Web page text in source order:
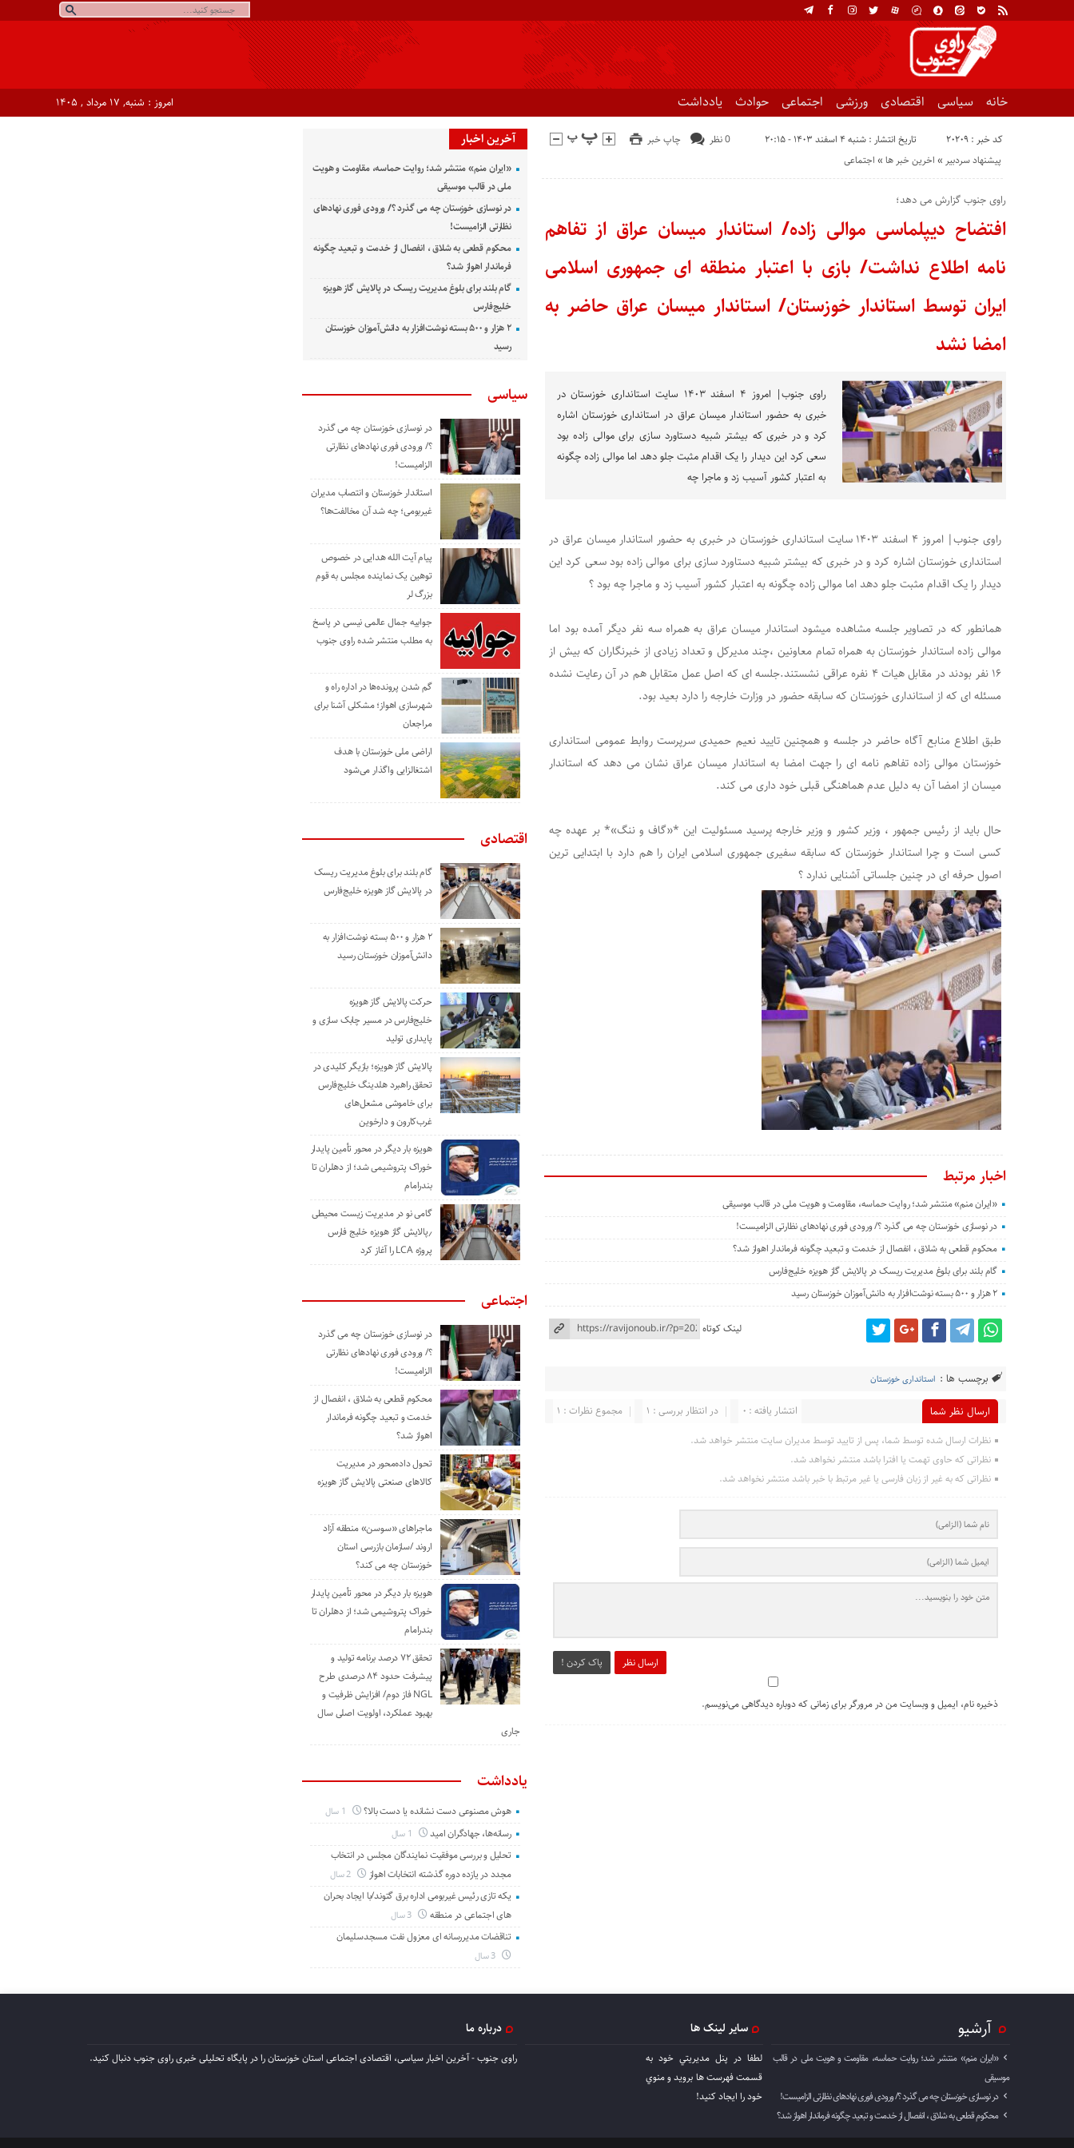
خانه سیاسی اقتصادی ورزشی اجتماعی حوادث یادداشت امروز : شنبه, ۱۷ مرداد , ۱۴۰۵
کد خبر : 20209 تاریخ انتشار : شنبه ۴ اسفند ۱۴۰۳ - ۲۰:۱۵ چاپ خبر
0 نظر
اجتماعی « اخرین خبر ها « پیشنهاد سردبیر
راوی جنوب گزارش می دهد؛
افتضاح دیپلماسی موالی زاده/ استاندار میسان عراق از تفاهم
نامه اطلاع نداشت/ بازی با اعتبار منطقه ای جمهوری اسلامی
ایران توسط استاندار خوزستان/ استاندار میسان عراق حاضر به
امضا نشد
راوی جنوب| امروز ۴ اسفند ۱۴۰۳ سایت استانداری خوزستان در
خبری به حضور استاندار میسان عراق در استانداری خوزستان اشاره
کرد و در خبری که بیشتر شبیه دستاورد سازی برای موالی زاده بود
سعی کرد این دیدار را یک اقدام مثبت جلو دهد اما موالی زاده چگونه
به اعتبار کشور آسیب زد ‌و ماجرا چه
راوی جنوب| امروز ۴ اسفند ۱۴۰۳ سایت استانداری خوزستان در خبری به حضور استاندار میسان عراق در
استانداری خوزستان اشاره کرد و در خبری که بیشتر شبیه دستاورد سازی برای موالی زاده بود سعی کرد این
دیدار را یک اقدام مثبت جلو دهد اما موالی زاده چگونه به اعتبار کشور آسیب زد ‌و ماجرا چه بود ؟
همانطور که در تصاویر جلسه مشاهده میشود استاندار میسان عراق به همراه سه نفر دیگر آمده بود اما
موالی زاده استاندار خوزستان به همراه تمام معاونین ،‌چند مدیرکل و تعداد زیادی از خبرنگاران که بیش از
۱۶ نفر بودند در مقابل هیات ۴ نفره عراقی نشستند.جلسه ای که اصل عمل متقابل هم در آن رعایت نشده
مسئله ای که از استانداری خوزستان که سابقه حضور در وزارت خارجه را دارد بعید بود.
طبق اطلاع منابع آگاه حاضر در جلسه و همچنین تایید نعیم حمیدی سرپرست روابط عمومی استانداری
خوزستان موالی زاده تفاهم نامه ای را جهت امضا به استاندار میسان عراق نشان می دهد که استاندار
میسان از امضا آن به دلیل عدم هماهنگی قبلی خود داری می کند.
حال باید از رئیس جمهور ، وزیر کشور و وزیر خارجه پرسید مسئولیت این *«گاف و ننگ»* بر عهده چه
کسی است و چرا استاندار خوزستان که سابقه سفیری جمهوری اسلامی ایران را هم دارد با ابتدایی ترین
اصول حرفه ای در چنین جلساتی آشنایی ندارد ؟
اخبار مرتبط
«ایران منم» منتشر شد؛ روایت حماسه، مقاومت و هویت ملی در قالب موسیقی
در نوسازی خوزستان چه می گذرد ؟/ ورودی فوری نهادهای نظارتی الزامیست!
محکوم قطعی به شلاق ، انفصال از خدمت و تبعید چگونه فرماندار اهواز شد؟
گام بلند برای بلوغ مدیریت ریسک در پالایش گاز هویزه خلیج‌فارس
۲ هزار و ۵۰۰ بسته نوشت‌افزار به دانش‌آموزان خوزستان رسید
لینک کوتاه
برچسب ها : استانداری خوزستان
ارسال نظر شما مجموع نظرات : 1 در انتظار بررسی : 1 انتشار یافته : 0
نظرات ارسال شده توسط شما، پس از تایید توسط مدیران سایت منتشر خواهد شد.
نظراتی که حاوی تهمت یا افترا باشد منتشر نخواهد شد.
نظراتی که به غیر از زبان فارسی یا غیر مرتبط با خبر باشد منتشر نخواهد شد.
ارسال نظر پاک کردن !
ذخیره نام، ایمیل و وبسایت من در مرورگر برای زمانی که دوباره دیدگاهی می‌نویسم.
آخرین اخبار
«ایران منم» منتشر شد؛ روایت حماسه، مقاومت و هویت
ملی در قالب موسیقی
در نوسازی خوزستان چه می گذرد ؟/ ورودی فوری نهادهای
نظارتی الزامیست!
محکوم قطعی به شلاق ، انفصال از خدمت و تبعید چگونه
فرماندار اهواز شد؟
گام بلند برای بلوغ مدیریت ریسک در پالایش گاز هویزه
خلیج‌فارس
۲ هزار و ۵۰۰ بسته نوشت‌افزار به دانش‌آموزان خوزستان
رسید
سیاسی
در نوسازی خوزستان چه می گذرد
؟/ ورودی فوری نهادهای نظارتی
الزامیست!
استاندار خوزستان و انتصاب مدیران
غیربومی؛ چه شد آن مخالفت‌ها؟
پیام آیت الله هدایی در خصوص
توهین یک نماینده مجلس به قوم
بزرگ لر
جوابیه جمال عالمی نیسی در پاسخ
به مطلب منتشر شده راوی جنوب
گم شدن پرونده‌ها در اداره راه و
شهرسازی اهواز؛ مشکلی آشنا برای
مراجعان
اراضی ملی خوزستان با هدف
اشتغالزایی واگذار می‌شود
اقتصادی
گام بلند برای بلوغ مدیریت ریسک
در پالایش گاز هویزه خلیج‌فارس
۲ هزار و ۵۰۰ بسته نوشت‌افزار به
دانش‌آموزان خوزستان رسید
حرکت پالایش گاز هویزه
خلیج‌فارس در مسیر چابک سازی و
پایداری تولید
پالایش گاز هویزه؛ بازیگر کلیدی در
تحقق راهبرد هلدینگ خلیج‌فارس
برای خاموشی مشعل‌های
غرب‌کارون و دارخوین
هویزه بار دیگر در محور تأمین پایدار
خوراک پتروشیمی شد؛ از دهلران تا
بندرامام
گامی نو در مدیریت زیست ‌محیطی
٫پالایش گاز هویزه خلیج ‌فارس
پروژه LCA را آغاز کرد
اجتماعی
در نوسازی خوزستان چه می گذرد
؟/ ورودی فوری نهادهای نظارتی
الزامیست!
محکوم قطعی به شلاق ، انفصال از
خدمت و تبعید چگونه فرماندار
اهواز شد؟
تحول داده‌محور در مدیریت
کالاهای صنعتی پالایش گاز هویزه
ماجراهای «سوسن» منطقه آزاد
اروند /سازمان بازرسی استان
خوزستان چه می کند؟
هویزه بار دیگر در محور تأمین پایدار
خوراک پتروشیمی شد؛ از دهلران تا
بندرامام
تحقق ۷۲ درصد برنامه تولید و
پیشرفت حدود ۸۴ درصدی طرح
NGL فاز دوم/ افزایش ظرفیت و
بهبود عملکرد، اولویت اصلی سال
جاری
یادداشت
هوش مصنوعی دست نشانده یا دست بالا؟
رسانه‌ها، جهادگران امید
تحلیل و بررسی موفقیت نمایندگان مجلس در انتخاب
مجدد در یازده دوره گذشته انتخابات اهواز
یکه تازی رئیس غیربومی اداره برق گتوند/با ایجاد بحران
های اجتماعی در منطقه
تناقضات مدیررسانه ای معزول نفت مسجدسلیمان
آرشیو
«ایران منم» منتشر شد؛ روایت حماسه، مقاومت و هویت ملی در قالب
موسیقی
در نوسازی خوزستان چه می گذرد ؟/ ورودی فوری نهادهای نظارتی الزامیست!
محکوم قطعی به شلاق ، انفصال از خدمت و تبعید چگونه فرماندار اهواز شد؟
سایر لینک ها
لطفا در پنل مديريتي خود به
قسمت فهرست ها برويد و منوي
خود را ايجاد كنيد!
درباره ما
راوی جنوب - آخرین اخبار سیاسی، اقتصادی اجتماعی استان خوزستان را در پایگاه تحلیلی خبری راوی جنوب دنبال کنید.